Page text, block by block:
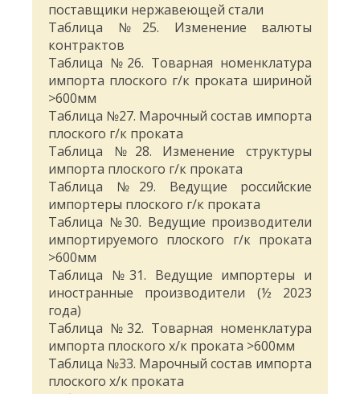
поставщики нержавеющей стали
Таблица №25. Изменение валюты
контрактов
Таблица №26. Товарная номенклатура
импорта плоского г/к проката шириной
>600мм
Таблица №27. Марочный состав импорта
плоского г/к проката
Таблица №28. Изменение структуры
импорта плоского г/к проката
Таблица №29. Ведущие российские
импортеры плоского г/к проката
Таблица №30. Ведущие производители
импортируемого плоского г/к проката
>600мм
Таблица №31. Ведущие импортеры и
иностранные производители (½ 2023
года)
Таблица №32. Товарная номенклатура
импорта плоского х/к проката >600мм
Таблица №33. Марочный состав импорта
плоского х/к проката